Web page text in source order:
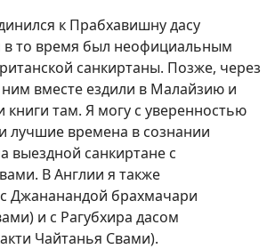
к Прабхавишну дасу
в то время был неофициальным
санкиртаны. Позже, через
вместе ездили в Малайзию и
книги там. Я могу с уверенностью
лучшие времена в сознании
санкиртане с
В Англии я также
Джананандой брахмачари
и с Рагубхира дасом
Чайтанья Свами).